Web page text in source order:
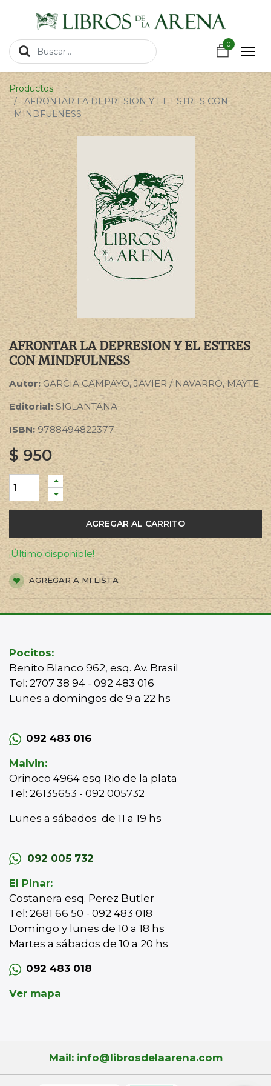
0
0
Productos
AFRONTAR LA DEPRESION Y EL ESTRES CON
MINDFULNESS
AFRONTAR LA DEPRESION Y EL ESTRES
CON MINDFULNESS
Autor: GARCIA CAMPAYO, JAVIER / NAVARRO, MAYTE
Editorial: SIGLANTANA
ISBN: 9788494822377
$950
AGREGAR AL CARRITO
¡Último disponible!
AGREGAR A MI LISTA
Pocitos:
Benito Blanco 962, esq. Av. Brasil
Tel: 2707 38 94 - 092 483 016
Lunes a domingos de 9 a 22 hs
092 483 016
Malvin:
Orinoco 4964 esq Rio de la plata
Tel: 26135653 - 092 005732
Lunes a sábados de 11 a 19 hs
092 005 732
El Pinar:
Costanera esq. Perez Butler
Tel: 2681 66 50 - 092 483 018
Domingo y lunes de 10 a 18 hs
Martes a sábados de 10 a 20 hs
092 483 018
Ver mapa
Mail: info@librosdelaarena.com